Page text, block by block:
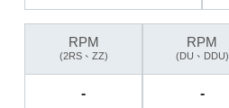
RPM
(2RS、ZZ)
-
RPM
(DU、DDU)
-